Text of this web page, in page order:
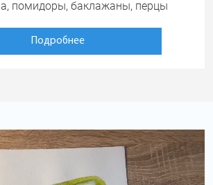
помидоры, баклажаны, перцы
Подробнее